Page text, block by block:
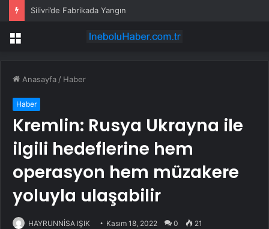
Silivri’de Fabrikada Yangın
Menü
Anasayfa / Haber
Haber
Kremlin: Rusya Ukrayna ile
ilgili hedeflerine hem
operasyon hem müzakere
yoluyla ulaşabilir
HAYRUNNİSA IŞIK Kasım 18, 2022 0 21